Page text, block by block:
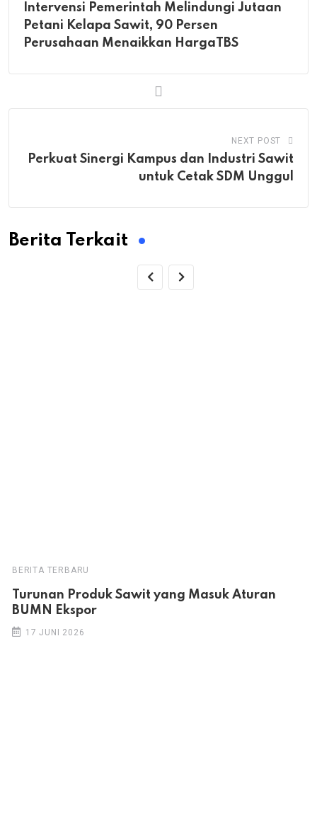
Intervensi Pemerintah Melindungi Jutaan
Petani Kelapa Sawit, 90 Persen
Perusahaan Menaikkan HargaTBS
NEXT POST
Perkuat Sinergi Kampus dan Industri Sawit
untuk Cetak SDM Unggul
Berita Terkait
BERITA TERBARU
Turunan Produk Sawit yang Masuk Aturan
BUMN Ekspor
17 JUNI 2026